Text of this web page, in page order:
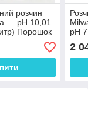
розчин
— pH 10,01
Порошок
pH
2